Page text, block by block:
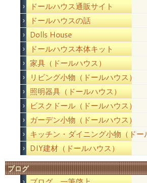
ドールハウス通販サイト
ドールハウスの話
Dolls House
ドールハウス本体キット
家具（ドールハウス）
リビング小物（ドールハウス）
照明器具（ドールハウス）
ビスクドール（ドールハウス）
ガーデン小物（ドールハウス）
キッチン・ダイニング小物（ドー
DIY建材（ドールハウス）
ブログ